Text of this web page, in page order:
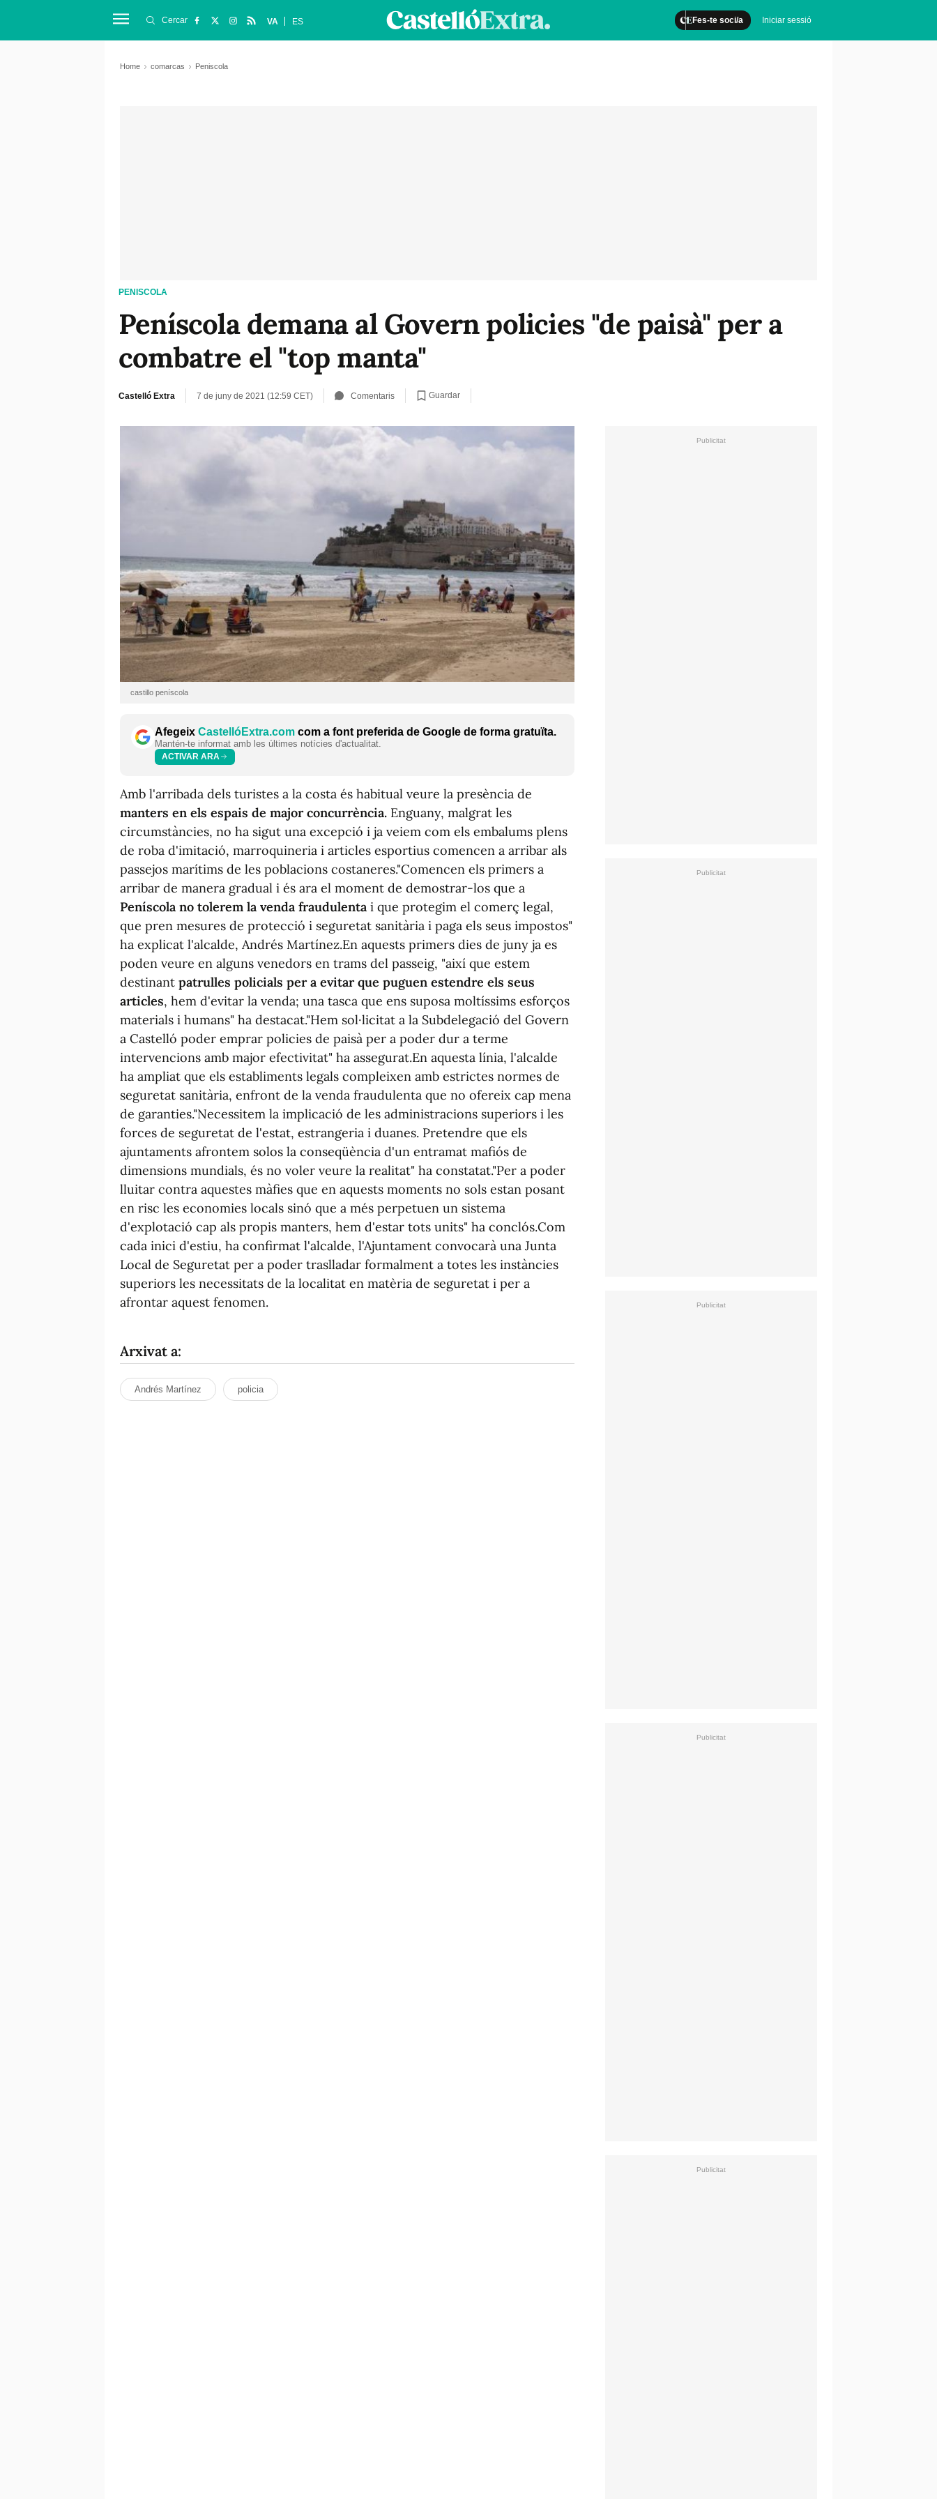
Fes-te soci/a Iniciar sessió
Cercar VA ES
Home comarcas Peniscola
PENISCOLA
Peníscola demana al Govern policies "de paisà" per a
combatre el "top manta"
Castelló Extra 7 de juny de 2021 (12:59 CET) Comentaris Guardar
castillo peníscola
Afegeix CastellóExtra.com com a font preferida de Google de forma gratuïta.
Mantén-te informat amb les últimes notícies d'actualitat.
ACTIVAR ARA
Amb l'arribada dels turistes a la costa és habitual veure la presència de
manters en els espais de major concurrència. Enguany, malgrat les
circumstàncies, no ha sigut una excepció i ja veiem com els embalums plens
de roba d'imitació, marroquineria i articles esportius comencen a arribar als
passejos marítims de les poblacions costaneres."Comencen els primers a
arribar de manera gradual i és ara el moment de demostrar-los que a
Peníscola no tolerem la venda fraudulenta i que protegim el comerç legal,
que pren mesures de protecció i seguretat sanitària i paga els seus impostos"
ha explicat l'alcalde, Andrés Martínez.En aquests primers dies de juny ja es
poden veure en alguns venedors en trams del passeig, "així que estem
destinant patrulles policials per a evitar que puguen estendre els seus
articles, hem d'evitar la venda; una tasca que ens suposa moltíssims esforços
materials i humans" ha destacat."Hem sol·licitat a la Subdelegació del Govern
a Castelló poder emprar policies de paisà per a poder dur a terme
intervencions amb major efectivitat" ha assegurat.En aquesta línia, l'alcalde
ha ampliat que els establiments legals compleixen amb estrictes normes de
seguretat sanitària, enfront de la venda fraudulenta que no ofereix cap mena
de garanties."Necessitem la implicació de les administracions superiors i les
forces de seguretat de l'estat, estrangeria i duanes. Pretendre que els
ajuntaments afrontem solos la conseqüència d'un entramat mafiós de
dimensions mundials, és no voler veure la realitat" ha constatat."Per a poder
lluitar contra aquestes màfies que en aquests moments no sols estan posant
en risc les economies locals sinó que a més perpetuen un sistema
d'explotació cap als propis manters, hem d'estar tots units" ha conclós.Com
cada inici d'estiu, ha confirmat l'alcalde, l'Ajuntament convocarà una Junta
Local de Seguretat per a poder traslladar formalment a totes les instàncies
superiors les necessitats de la localitat en matèria de seguretat i per a
afrontar aquest fenomen.
Arxivat a:
Andrés Martínez policia